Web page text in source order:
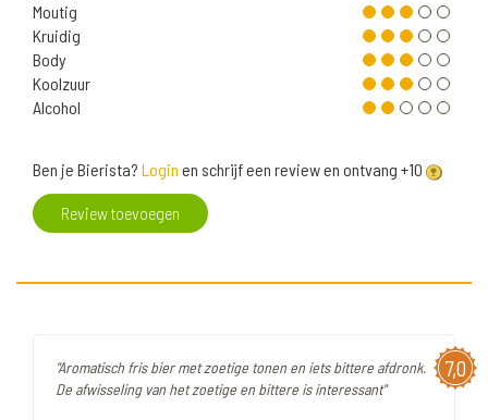
Moutig
Kruidig
Body
Koolzuur
Alcohol
Ben je Bierista? Login en schrijf een review en ontvang +10
Review toevoegen
7,0
"Aromatisch fris bier met zoetige tonen en iets bittere afdronk.
De afwisseling van het zoetige en bittere is interessant"